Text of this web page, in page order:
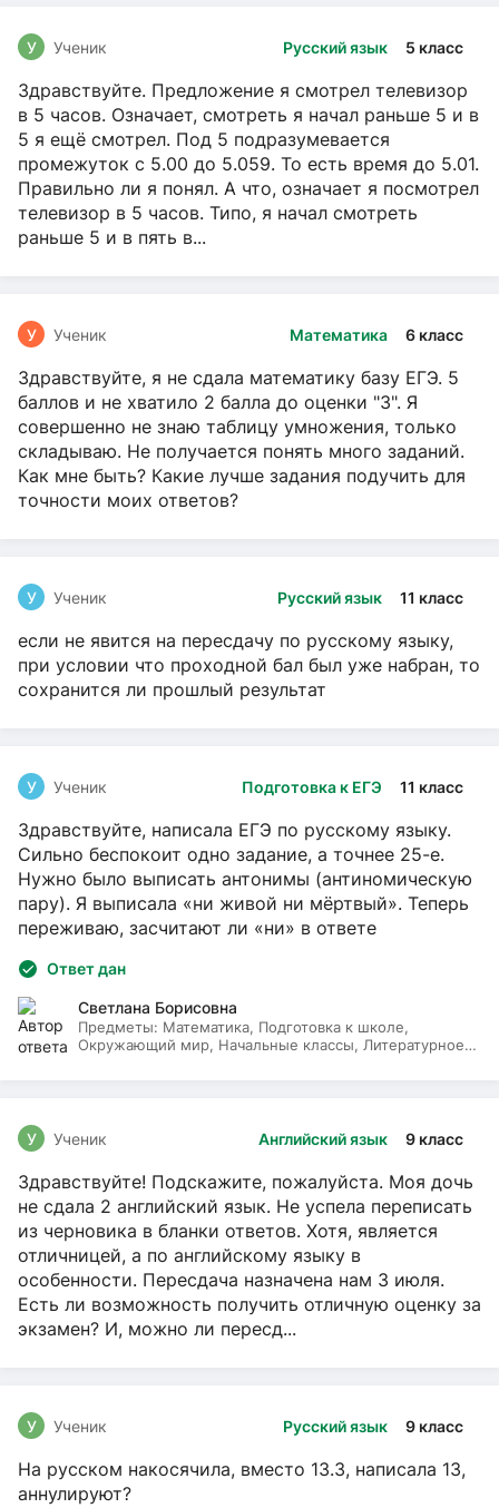
Русский язык 5 класс
У Ученик
Здравствуйте. Предложение я смотрел телевизор
в 5 часов. Означает, смотреть я начал раньше 5 и в
5 я ещё смотрел. Под 5 подразумевается
промежуток с 5.00 до 5.059. То есть время до 5.01.
Правильно ли я понял. А что, означает я посмотрел
телевизор в 5 часов. Типо, я начал смотреть
раньше 5 и в пять в...
Математика 6 класс
У Ученик
Здравствуйте, я не сдала математику базу ЕГЭ. 5
баллов и не хватило 2 балла до оценки "3". Я
совершенно не знаю таблицу умножения, только
складываю. Не получается понять много заданий.
Как мне быть? Какие лучше задания подучить для
точности моих ответов?
Русский язык 11 класс
У Ученик
если не явится на пересдачу по русскому языку,
при условии что проходной бал был уже набран, то
сохранится ли прошлый результат
Подготовка к ЕГЭ 11 класс
У Ученик
Здравствуйте, написала ЕГЭ по русскому языку.
Сильно беспокоит одно задание, а точнее 25-е.
Нужно было выписать антонимы (антиномическую
пару). Я выписала «ни живой ни мёртвый». Теперь
переживаю, засчитают ли «ни» в ответе
Ответ дан
Светлана Борисовна
Предметы: Математика, Подготовка к школе,
Окружающий мир, Начальные классы, Литературное
Английский язык 9 класс
У Ученик
Здравствуйте! Подскажите, пожалуйста. Моя дочь
не сдала 2 английский язык. Не успела переписать
из черновика в бланки ответов. Хотя, является
отличницей, а по английскому языку в
особенности. Пересдача назначена нам 3 июля.
Есть ли возможность получить отличную оценку за
экзамен? И, можно ли пересд...
Русский язык 9 класс
У Ученик
На русском накосячила, вместо 13.3, написала 13,
аннулируют?